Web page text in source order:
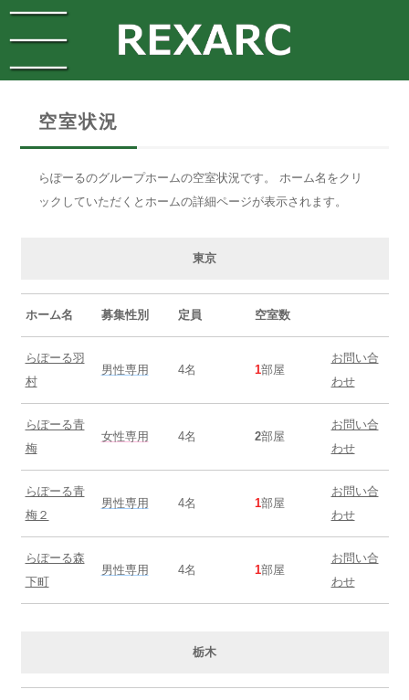
空室状況
らぽーるのグループホームの空室状況です。 ホーム名をクリ
ックしていただくとホームの詳細ページが表示されます。
東京
ホーム名 募集性別 定員 空室数
らぽーる羽
村
男性専用 4名 1部屋
お問い合
わせ
らぽーる青
梅
女性専用 4名 2部屋
お問い合
わせ
らぽーる青
梅２
男性専用 4名 1部屋
お問い合
わせ
らぽーる森
下町
男性専用 4名 1部屋
お問い合
わせ
栃木